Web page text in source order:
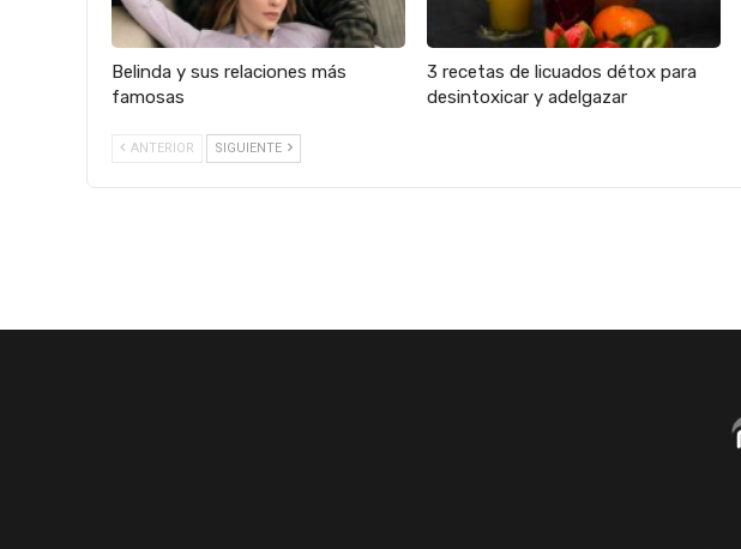
Belinda y sus relaciones más
famosas
3 recetas de licuados détox para
desintoxicar y adelgazar
ANTERIOR SIGUIENTE